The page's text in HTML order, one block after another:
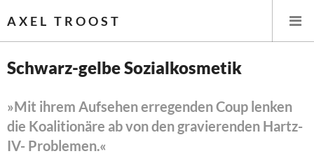
AXEL TROOST
Themen
Schwarz-gelbe Sozialkosmetik
»Mit ihrem Aufsehen erregenden Coup lenken
die Koalitionäre ab von den gravierenden Hartz-
IV- Problemen.«